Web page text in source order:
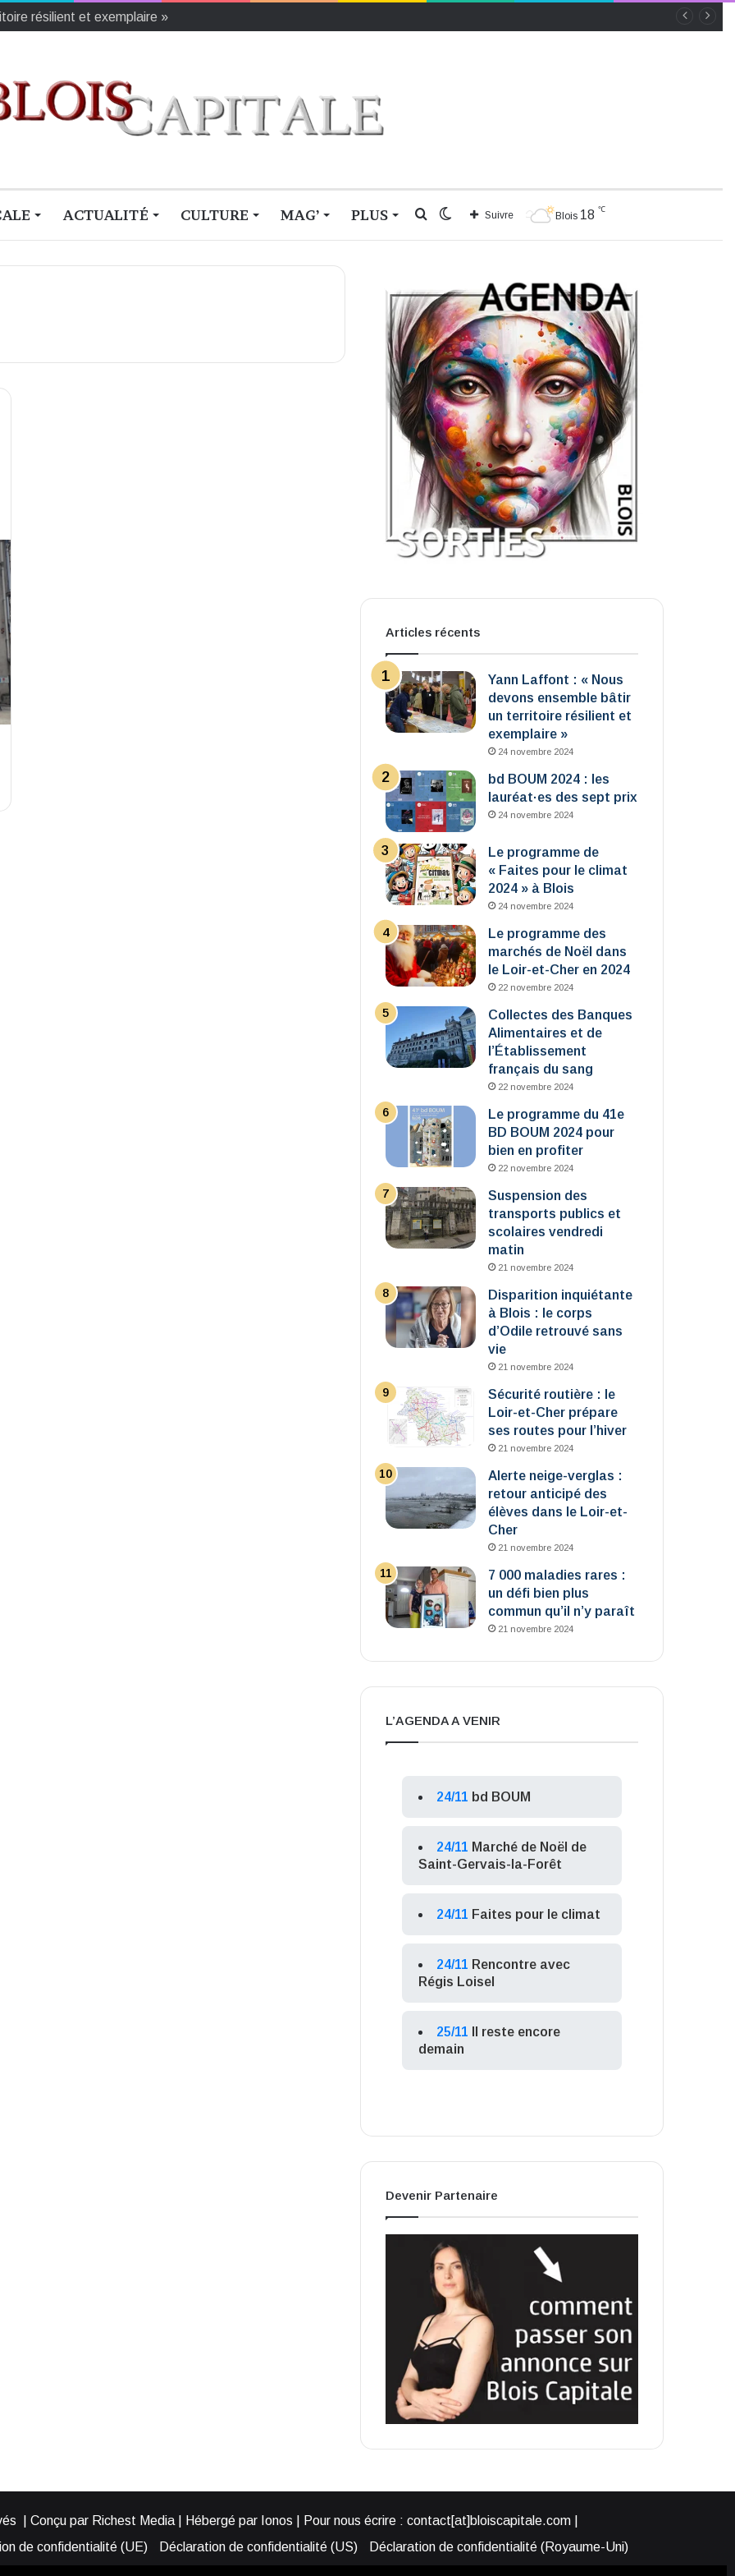
résilient et exemplaire »
ACTUALITÉ CULTURE MAG’ PLUS Blois 18 ℃
Suivre
Switch
Rechercher
Articles récents
Yann Laffont : « Nous
devons ensemble bâtir
un territoire résilient et
exemplaire »
24 novembre 2024
bd BOUM 2024 : les
lauréat·es des sept prix
24 novembre 2024
Le programme de
« Faites pour le climat
2024 » à Blois
24 novembre 2024
Le programme des
marchés de Noël dans
le Loir-et-Cher en 2024
22 novembre 2024
Collectes des Banques
Alimentaires et de
l’Établissement
français du sang
22 novembre 2024
Le programme du 41e
BD BOUM 2024 pour
bien en profiter
22 novembre 2024
Suspension des
transports publics et
scolaires vendredi
matin
21 novembre 2024
Disparition inquiétante
à Blois : le corps
d’Odile retrouvé sans
vie
21 novembre 2024
Sécurité routière : le
Loir-et-Cher prépare
ses routes pour l’hiver
21 novembre 2024
Alerte neige-verglas :
retour anticipé des
élèves dans le Loir-et-
Cher
21 novembre 2024
7 000 maladies rares :
un défi bien plus
commun qu’il n’y paraît
21 novembre 2024
L’AGENDA A VENIR
24/11 bd BOUM
24/11 Marché de Noël de
Saint-Gervais-la-Forêt
24/11 Faites pour le climat
24/11 Rencontre avec
Régis Loisel
25/11
Il reste encore
demain
Devenir Partenaire
| Conçu par Richest Media | Hébergé par Ionos | Pour nous écrire : contact[at]bloiscapitale.com |
de confidentialité (UE) Déclaration de confidentialité (US)
Déclaration de confidentialité (Royaume-Uni)